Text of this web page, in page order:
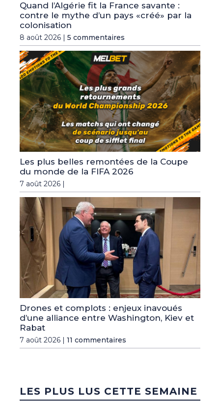
Quand l’Algérie fit la France savante :
contre le mythe d’un pays «créé» par la
colonisation
8 août 2026 | 5 commentaires
Les plus belles remontées de la Coupe
du monde de la FIFA 2026
7 août 2026 |
Drones et complots : enjeux inavoués
d’une alliance entre Washington, Kiev et
Rabat
7 août 2026 | 11 commentaires
LES PLUS LUS CETTE SEMAINE